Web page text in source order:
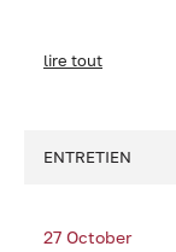
lire tout
ENTRETIEN
27 October